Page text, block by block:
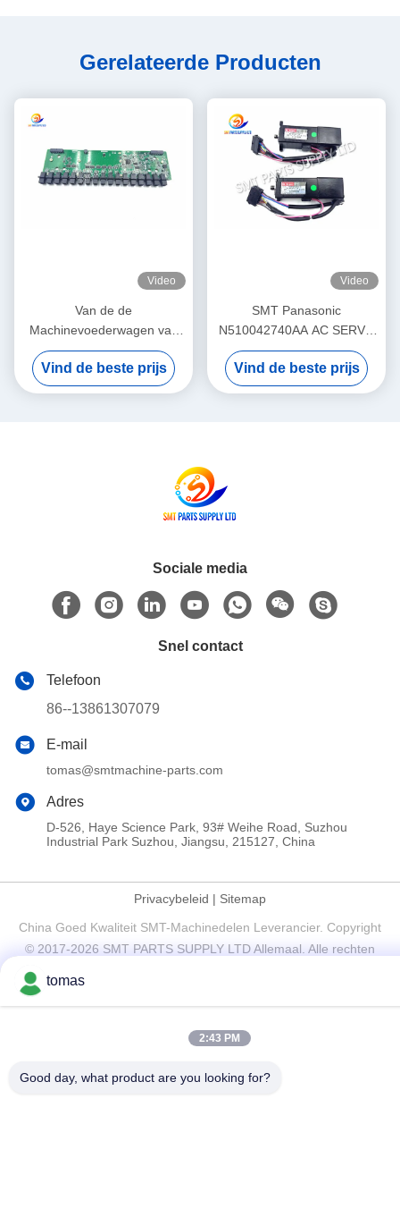
Gerelateerde Producten
Video
Van de de
Machinevoederwagen van
SMT Panasonic NPM PCB-
raad PNF0A1-AA
N610102505AA
Vind de beste prijs
Video
SMT Panasonic
N510042740AA AC SERVO
MOTOR 3W MULTI Theta-
Motor P50BA2002BXS3C 3
HD Light Weight
Vind de beste prijs
Sociale media
Snel contact
Telefoon
86--13861307079
E-mail
tomas@smtmachine-parts.com
Adres
D-526, Haye Science Park, 93# Weihe Road, Suzhou
Industrial Park Suzhou, Jiangsu, 215127, China
Privacybeleid | Sitemap
China Goed Kwaliteit SMT-Machinedelen Leverancier. Copyright
© 2017-2026 SMT PARTS SUPPLY LTD Allemaal. Alle rechten
tomas
2:43 PM
Good day, what product are you looking for?